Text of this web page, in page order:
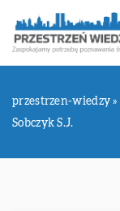
przestrzen-wiedzy »
Sobczyk S.J.